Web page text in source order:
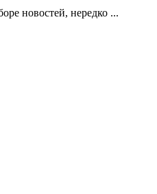
новостей, нередко ...